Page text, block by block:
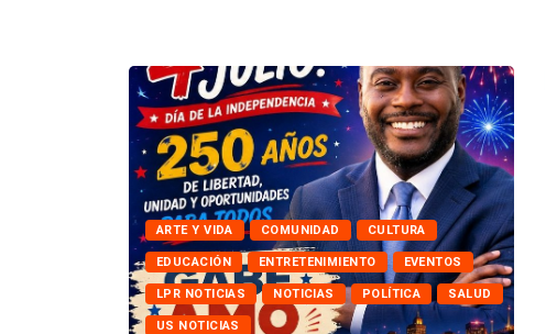
ARTE Y VIDA COMUNIDAD CULTURA
EDUCACIÓN ENTRETENIMIENTO EVENTOS
LPR NOTICIAS NOTICIAS POLÍTICA SALUD
US NOTICIAS